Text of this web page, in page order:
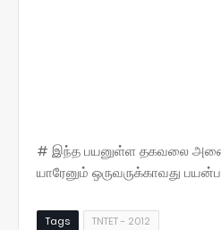
# இந்த பயனுள்ள தகவலை
யாரேனும் ஒருவருக்காவது
Tags TNTET - 2012